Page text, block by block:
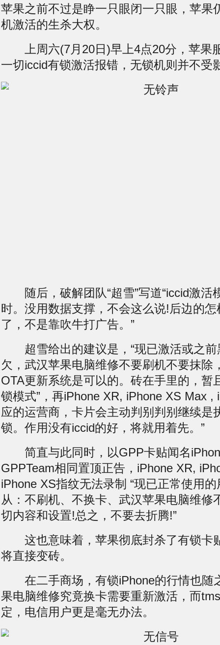
苹果之前不过是睁一只眼闭一只眼，苹果
机激活的生杀大权。
上周六(7月20日)早上4点20分，苹果
一切iccid有锁激活报错，无锁机则并不受
随后，破解团队“超雪”写道“iccid激活
时。没用数据支撑，不会这么说!后边的
了，不是靠吹牛打广告。”
超雪给出的建议是，“现已激活或之前
欠，武汉苹果电脑维修不要刷机不要抹除
OTA更新系统是可以的。砖在手里的，暂
锁模式”，再iPhone XR, iPhone XS Max ,
应的运营商，卡片会主动判别判别继续是
锁。作用没有iccid的好，将就用着先。”
简直与此同时，以GPP卡贴闻名
GPPTeam相同置顶正告，iPhone XR,
iPhone XS指纹无法录制 “现已正常使用
从：不刷机、不换卡、武汉苹果电脑维修
切内容和设置!总之，不要去折腾!”
这也意味着，苹果彻底封杀了有锁卡
将直接变砖。
在二手商场，有锁iPhone的行情也随
果电脑维修究竟换卡需要重新激活，而
定，电信用户更是毫无办法。